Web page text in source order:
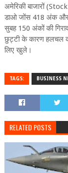
अमेरिकी बाजारों
डाओ जोंस 418 अंक और
सुबह 150 अंकों की
छुट्टी के कारण हलचल
लिए खुले।
TAGS: BUSINESS
RELATED POSTS